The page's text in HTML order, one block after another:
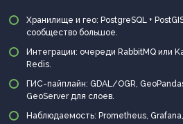
Хранилище и гео: PostgreSQL +
сообщество большое.
Интеграции: очереди RabbitMQ или
Redis.
ГИС-пайплайн: GDAL/OGR,
GeoServer для слоев.
Наблюдаемость: Prometheus,